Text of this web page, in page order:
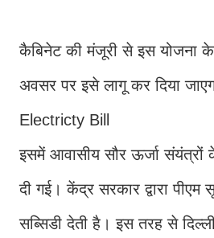
कैबिनेट की मंजूरी से इस योजना के
अवसर पर इसे लागू कर दिया
Electricty Bill
इसमें आवासीय सौर ऊर्जा
दी गई। केंद्र सरकार द्वारा
सब्सिडी देती है। इस तरह से